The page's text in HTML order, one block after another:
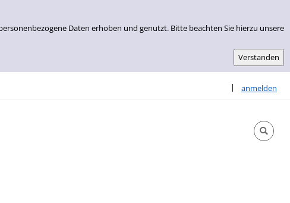
Daten erhoben und genutzt. Bitte beachten Sie hierzu unsere
| anmelden
Sprache